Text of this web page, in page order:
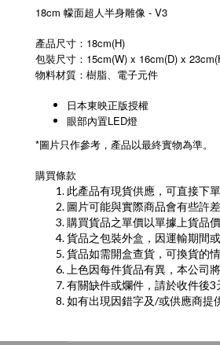
18cm 幪面超人半身雕像 - V3
產品尺寸：18cm(H)
包裝尺寸：15cm(W) x 16cm(D) x
物料材質：樹脂、電子元件
日本東映正版授權
眼部內置LED燈
*圖片只作參考，產品以最終實物為準。
購買條款
此產品有現貨供應，可直接下單
圖片可能與實際商品會有些許
購買貨品之單價以單據上貨品
貨品之包裝外盒，因運輸期間
貨品如需開盒查貨，可換貨的
上色因每件貨品有異，本公司
有關缺件或爛件，請於收件後
如有出現因錯字及/或供應商提